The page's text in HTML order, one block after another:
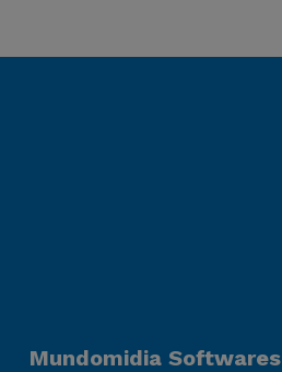
Mundomidia Softwares